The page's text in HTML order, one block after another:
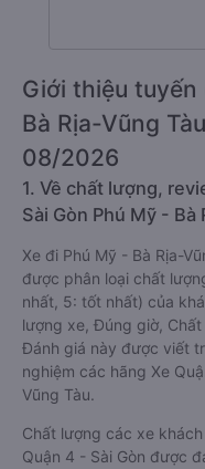
Giới thiệu
Bà Rịa-Vũng
08/2026
1. Về chất lượng,
Sài Gòn Phú Mỹ - Bà
Xe đi Phú Mỹ - Bà Rịa-
được phân loại chất
nhất, 5: tốt nhất) của
lượng xe, Đúng giờ,
Đánh giá này được viết
nghiệm các hãng Xe
Vũng Tàu.
Chất lượng các xe
Quận 4 - Sài Gòn được